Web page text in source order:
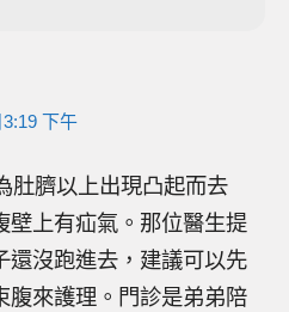
下午
肚臍以上出現凸起而去
壁上有疝氣。那位醫生提
還沒跑進去，建議可以先
腹來護理。門診是弟弟陪